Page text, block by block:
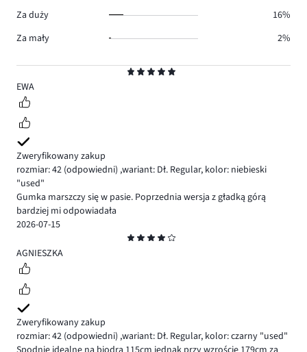
5
EWA
Zweryfikowany zakup
rozmiar: 42 (odpowiedni) ,wariant: Dł. Regular, kolor: niebieski
"used"
Gumka marszczy się w pasie. Poprzednia wersja z gładką górą
bardziej mi odpowiadała
2026-07-15
4
AGNIESZKA
Zweryfikowany zakup
rozmiar: 42 (odpowiedni) ,wariant: Dł. Regular, kolor: czarny "used"
Za duży
16%
Za mały
2%